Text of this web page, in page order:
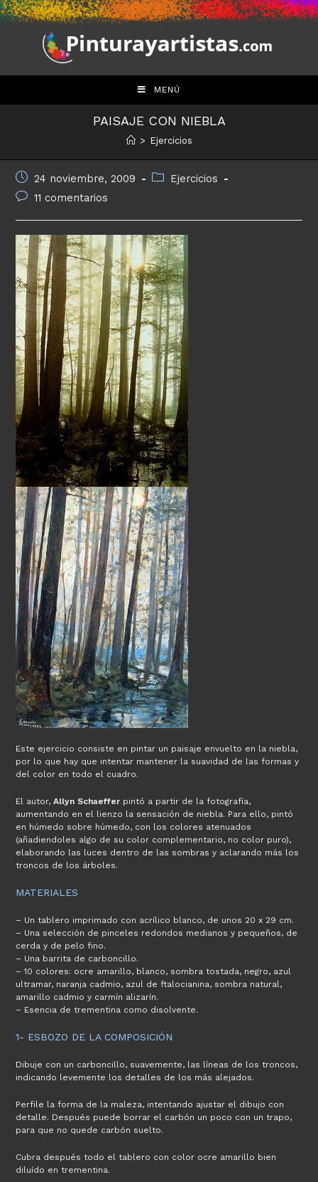
Saltar
al
contenido
MENÚ
PAISAJE CON NIEBLA
> Ejercicios
Publicación
de
entrada:
24 noviembre, 2009
Categoría
entrada:
Ejercicios
Comentarios
entrada:
11 comentarios
Este ejercicio consiste en pintar un paisaje envuelto en la niebla,
por lo que hay que intentar mantener la suavidad de las formas y
del color en todo el cuadro.
El autor,Allyn Schaeffer pintó a partir de la fotografía,
aumentando en el lienzo la sensación de niebla. Para ello, pintó
en húmedo sobre húmedo, con los colores atenuados
(añadiendoles algo de su color complementario, no color puro),
elaborando las luces dentro de las sombras y aclarando más los
troncos de los árboles.
MATERIALES
– Un tablero imprimado con acrílico blanco, de unos 20 x 29 cm.
– Una selección de pinceles redondos medianos y pequeños, de
cerda y de pelo fino.
– Una barrita de carboncillo.
– 10 colores: ocre amarillo, blanco, sombra tostada, negro, azul
ultramar, naranja cadmio, azul de ftalocianina, sombra natural,
amarillo cadmio y carmín alizarín.
– Esencia de trementina como disolvente.
1- ESBOZO DE LA COMPOSICIÓN
Dibuje con un carboncillo, suavemente, las líneas de los troncos,
indicando levemente los detalles de los más alejados.
Perfile la forma de la maleza, intentando ajustar el dibujo con
detalle. Después puede borrar el carbón un poco con un trapo,
para que no quede carbón suelto.
Cubra después todo el tablero con color ocre amarillo bien
diluído en trementina.